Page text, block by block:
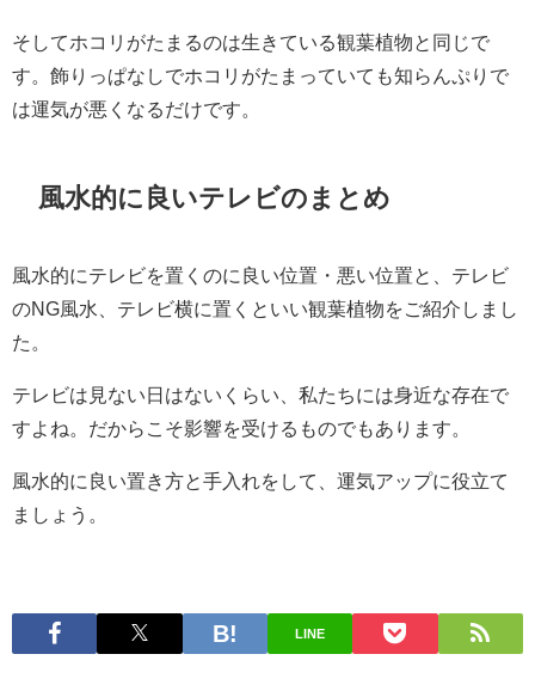
そしてホコリがたまるのは生きている観葉植物と同じで
す。飾りっぱなしでホコリがたまっていても知らんぷりで
は運気が悪くなるだけです。
風水的に良いテレビのまとめ
風水的にテレビを置くのに良い位置・悪い位置と、テレビ
のNG風水、テレビ横に置くといい観葉植物をご紹介しまし
た。
テレビは見ない日はないくらい、私たちには身近な存在で
すよね。だからこそ影響を受けるものでもあります。
風水的に良い置き方と手入れをして、運気アップに役立て
ましょう。
LINE